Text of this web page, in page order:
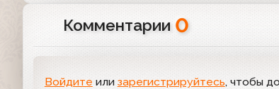
Комментарии 0
Войдите или зарегистрируйтесь, чтобы